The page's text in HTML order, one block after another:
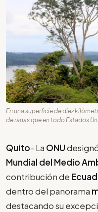
En una superficie de diez
de ranas que en todo Estados
Quito- La ONU
Mundial del Medio
contribución de
dentro del panorama
destacando su